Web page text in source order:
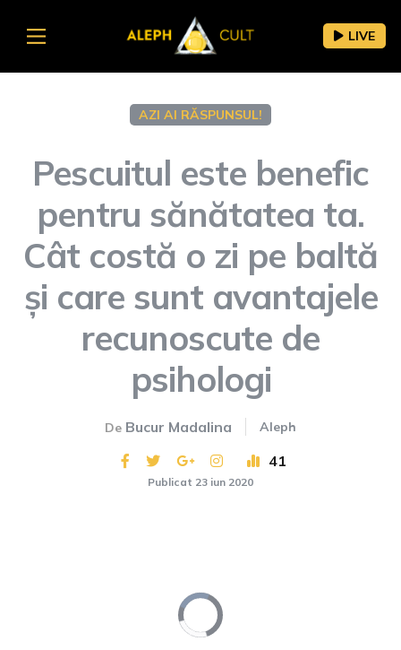
LIVE
AZI AI RĂSPUNSUL!
Pescuitul este benefic
pentru sănătatea ta.
Cât costă o zi pe baltă
și care sunt avantajele
recunoscute de
psihologi
De Bucur Madalina Aleph
41
Publicat 23 iun 2020
Video
Player
is
loading.